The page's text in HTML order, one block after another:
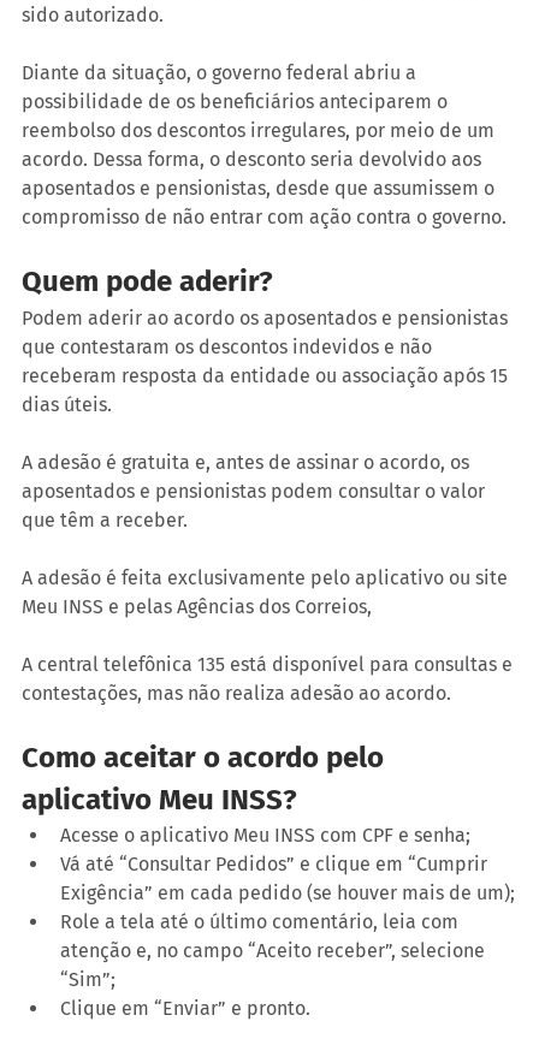
sido autorizado.
Diante da situação, o governo federal abriu a
possibilidade de os beneficiários anteciparem o
reembolso dos descontos irregulares, por meio de um
acordo. Dessa forma, o desconto seria devolvido aos
aposentados e pensionistas, desde que assumissem o
compromisso de não entrar com ação contra o governo.
Quem pode aderir?
Podem aderir ao acordo os aposentados e pensionistas
que contestaram os descontos indevidos e não
receberam resposta da entidade ou associação após 15
dias úteis.
A adesão é gratuita e, antes de assinar o acordo, os
aposentados e pensionistas podem consultar o valor
que têm a receber.
A adesão é feita exclusivamente pelo aplicativo ou site
Meu INSS e pelas Agências dos Correios,
A central telefônica 135 está disponível para consultas e
contestações, mas não realiza adesão ao acordo.
Como aceitar o acordo pelo
aplicativo Meu INSS?
Acesse o aplicativo Meu INSS com CPF e senha;
Vá até “Consultar Pedidos” e clique em “Cumprir
Exigência” em cada pedido (se houver mais de um);
Role a tela até o último comentário, leia com
atenção e, no campo “Aceito receber”, selecione
“Sim”;
Clique em “Enviar” e pronto.